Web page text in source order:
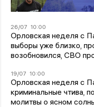
26/07 10:00
Орловская неделя с
выборы уже близко,
возобновился, СВО
19/07 10:00
Орловская неделя с
криминальные чтива,
молитвы о ясном